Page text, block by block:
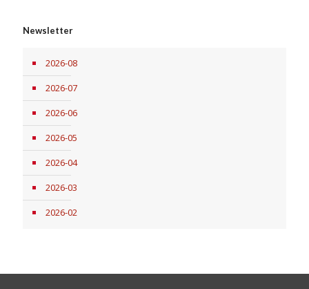
Newsletter
2026-08
2026-07
2026-06
2026-05
2026-04
2026-03
2026-02